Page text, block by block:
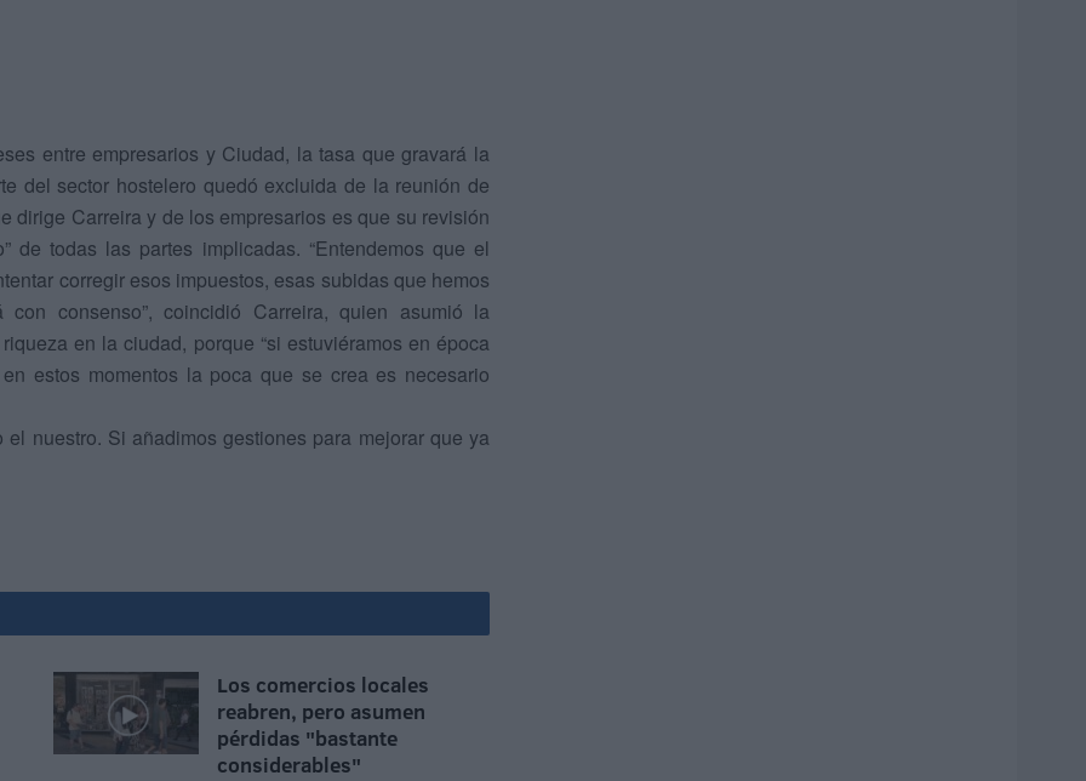
entre empresarios y Ciudad, la tasa que gravará la
del sector hostelero quedó excluida de la reunión de
dirige Carreira y de los empresarios es que su revisión
de todas las partes implicadas. “Entendemos que el
corregir esos impuestos, esas subidas que hemos
con consenso”, coincidió Carreira, quien asumió la
en la ciudad, porque “si estuviéramos en época
estos momentos la poca que se crea es necesario
nuestro. Si añadimos gestiones para mejorar que ya
Los comercios locales
reabren, pero asumen
pérdidas "bastante
considerables"